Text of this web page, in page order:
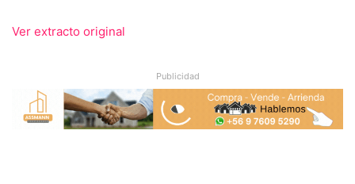
Ver extracto original
Publicidad